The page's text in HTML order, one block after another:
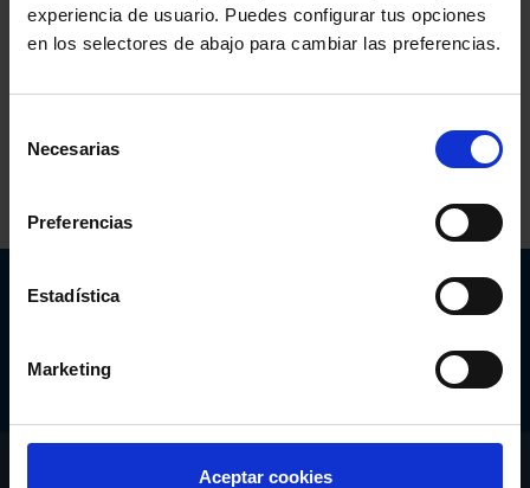
experiencia de usuario. Puedes configurar tus opciones
en los selectores de abajo para cambiar las preferencias.
Necesarias
Preferencias
Estadística
Marketing
Aceptar cookies